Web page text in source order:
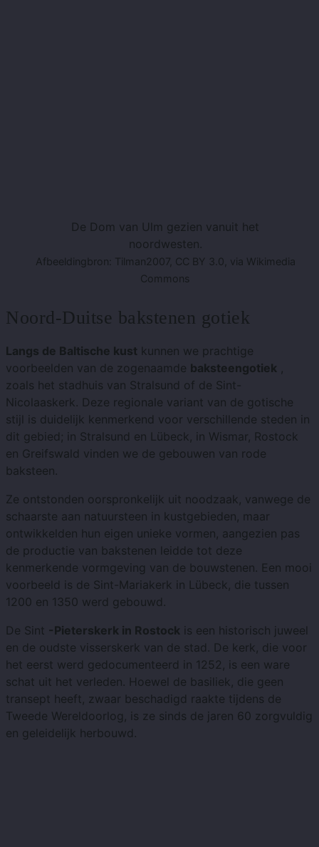
De Dom van Ulm gezien vanuit het
noordwesten.
Afbeeldingbron: Tilman2007, CC BY 3.0, via Wikimedia
Commons
Noord-Duitse bakstenen gotiek
Langs de Baltische kust kunnen we prachtige
voorbeelden van de zogenaamde baksteengotiek ,
zoals het stadhuis van Stralsund of de Sint-
Nicolaaskerk. Deze regionale variant van de gotische
stijl is duidelijk kenmerkend voor verschillende steden in
dit gebied; in Stralsund en Lübeck, in Wismar, Rostock
en Greifswald vinden we de gebouwen van rode
baksteen.
Ze ontstonden oorspronkelijk uit noodzaak, vanwege de
schaarste aan natuursteen in kustgebieden, maar
ontwikkelden hun eigen unieke vormen, aangezien pas
de productie van bakstenen leidde tot deze
kenmerkende vormgeving van de bouwstenen. Een mooi
voorbeeld is de Sint-Mariakerk in Lübeck, die tussen
1200 en 1350 werd gebouwd.
De Sint -Pieterskerk in Rostock is een historisch juweel
en de oudste visserskerk van de stad. De kerk, die voor
het eerst werd gedocumenteerd in 1252, is een ware
schat uit het verleden. Hoewel de basiliek, die geen
transept heeft, zwaar beschadigd raakte tijdens de
Tweede Wereldoorlog, is ze sinds de jaren 60 zorgvuldig
en geleidelijk herbouwd.